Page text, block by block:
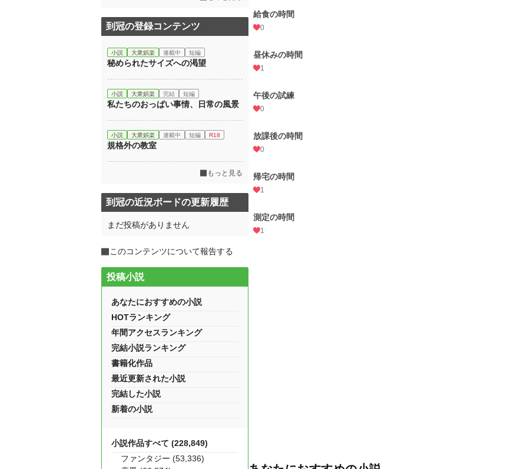
給食の時間
0
昼休みの時間
1
午後の試練
0
放課後の時間
0
帰宅の時間
1
測定の時間
1
到冠の登録コンテンツ
小説 大衆娯楽 連載中 短編
秘められたサイズへの渇望
小説 大衆娯楽 完結 短編
私たちのおっぱい事情、日常の風景
小説 大衆娯楽 連載中 短編 R18
規格外の教室
もっと見る
到冠の近況ボードの更新履歴
まだ投稿がありません
このコンテンツについて報告する
投稿小説
あなたにおすすめの小説
HOTランキング
年間アクセスランキング
完結小説ランキング
書籍化作品
最近更新された小説
完結した小説
新着の小説
小説作品すべて (228,849)
ファンタジー (53,336)